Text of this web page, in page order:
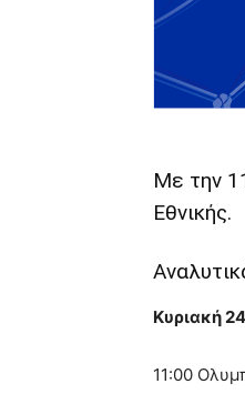
Με την
Εθνικής.
Κυριακή
11:00